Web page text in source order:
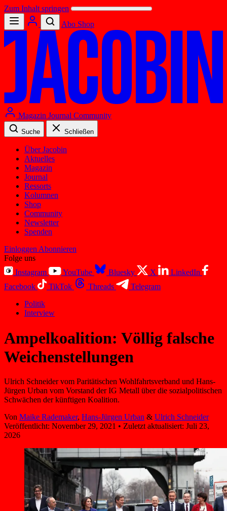
Zum Inhalt springen
Abo Shop
Magazin Journal Community
Suche Schließen
Über Jacobin
Aktuelles
Magazin
Journal
Ressorts
Kolumnen
Shop
Community
Newsletter
Spenden
Einloggen Abonnieren
Folge uns
Instagram
YouTube Bluesky X
LinkedIn
Facebook
TikTok Threads
Telegram
Politik
Interview
Ampelkoalition: Völlig falsche
Weichenstellungen
Ulrich Schneider vom Paritätischen Wohlfahrtsverband und Hans-
Jürgen Urban vom Vorstand der IG Metall über die sozialpolitischen
Schwächen der künftigen Koalition.
Von Maike Rademaker, Hans-Jürgen Urban & Ulrich Schneider
Veröffentlicht: November 29, 2021 • Zuletzt aktualisiert: Juli 23,
2026